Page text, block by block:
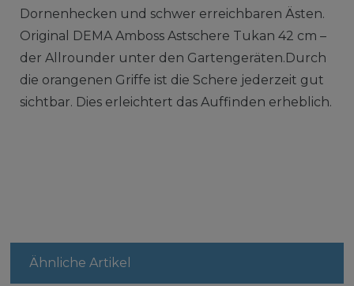
Dornenhecken und schwer erreichbaren Ästen.
Original DEMA Amboss Astschere Tukan 42 cm –
der Allrounder unter den Gartengeräten.Durch
die orangenen Griffe ist die Schere jederzeit gut
sichtbar. Dies erleichtert das Auffinden erheblich.
Ähnliche Artikel